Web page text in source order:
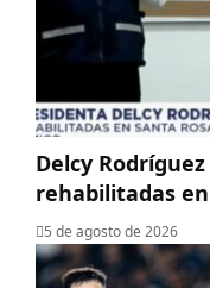
Delcy
rehabilitadas
5 de agosto de 2026